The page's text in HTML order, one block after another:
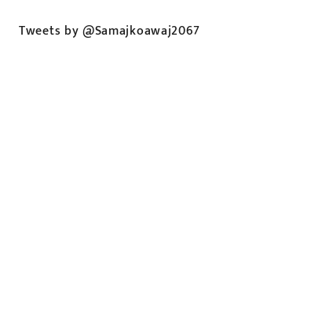
Tweets by @Samajkoawaj2067